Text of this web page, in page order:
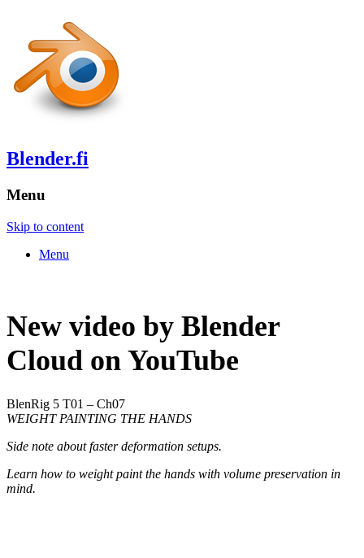
Blender.fi
Menu
Skip to content
Menu
New video by Blender
Cloud on YouTube
BlenRig 5 T01 – Ch07
WEIGHT PAINTING THE HANDS
Side note about faster deformation setups.
Learn how to weight paint the hands with volume preservation in
mind.